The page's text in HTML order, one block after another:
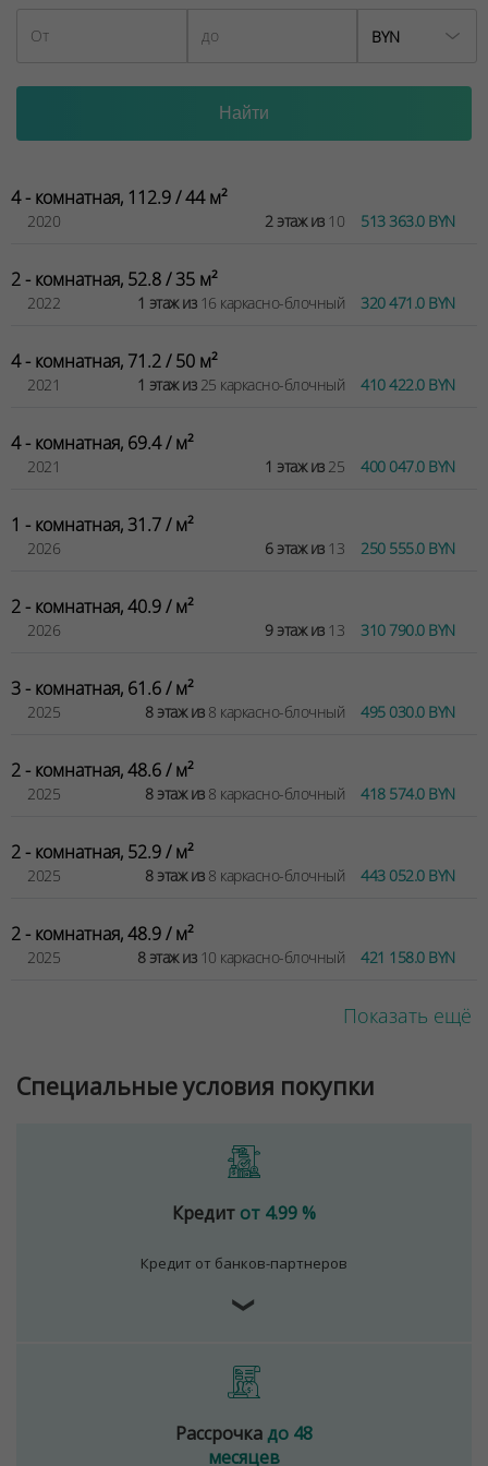
BYN
4 - комнатная, 112.9 / 44 м²
2020 2 этаж из10 513 363.0 BYN
2 - комнатная, 52.8 / 35 м²
2022 1 этаж из16 каркасно-блочный 320 471.0 BYN
4 - комнатная, 71.2 / 50 м²
2021 1 этаж из25 каркасно-блочный 410 422.0 BYN
4 - комнатная, 69.4 / м²
2021 1 этаж из25 400 047.0 BYN
1 - комнатная, 31.7 / м²
2026 6 этаж из13 250 555.0 BYN
2 - комнатная, 40.9 / м²
2026 9 этаж из13 310 790.0 BYN
3 - комнатная, 61.6 / м²
2025 8 этаж из8 каркасно-блочный 495 030.0 BYN
2 - комнатная, 48.6 / м²
2025 8 этаж из8 каркасно-блочный 418 574.0 BYN
2 - комнатная, 52.9 / м²
2025 8 этаж из8 каркасно-блочный 443 052.0 BYN
2 - комнатная, 48.9 / м²
2025 8 этаж из10 каркасно-блочный 421 158.0 BYN
Показать ещё
Специальные условия покупки
Кредит от 4.99 %
Кредит от банков-партнеров
❯
Рассрочкадо 48
месяцев